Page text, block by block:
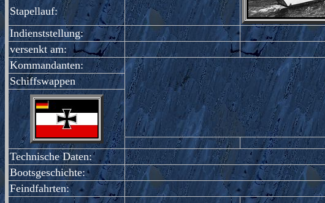
Stapellauf:
Indienststellung:
versenkt am:
Kommandanten:
Schiffswappen
Technische Daten:
Bootsgeschichte:
Feindfahrten: